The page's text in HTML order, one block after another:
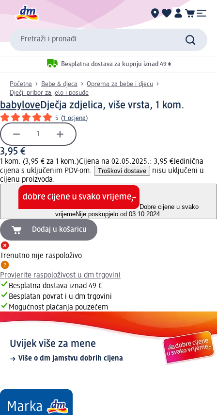
Pretraži i pronađi
Besplatna dostava za kupnju iznad 49 €
Početna Bebe & djeca
Oprema za bebe i djecu
Dječji pribor za jelo i posuđe
babyloveDječja zdjelica, više vrsta, 1 kom.
5 (1 ocjena)
3,95 €
1 kom. (3,95 € za 1 kom.)Cijena na 02.05.2025.: 3,95 €Jedinična
cijena s uključenim PDV-om.
Troškovi dostave
nisu uključeni u
cijenu proizvoda.
Dobre cijene u svako
vrijemeNije poskupjelo od 03.10.2024.
Dodaj u košaricu
Trenutno nije raspoloživo
Provjerite raspoloživost u dm trgovini
Besplatna dostava iznad 49 €
Besplatan povrat i u dm trgovini
Mogućnost plaćanja pouzećem
Uvijek više za mene
Više o dm jamstvu dobrih cijena